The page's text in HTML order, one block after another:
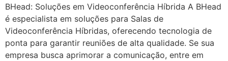
BHead: Soluções em Videoconferência Híbrida A BHead
é especialista em soluções para Salas de
Videoconferência Híbridas, oferecendo tecnologia de
ponta para garantir reuniões de alta qualidade. Se sua
empresa busca aprimorar a comunicação, entre em